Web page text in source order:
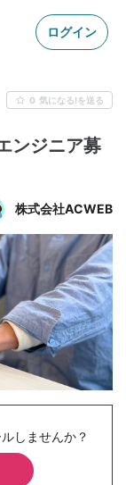
ログイン
0 気になる!を送る
ンジニア募
株式会社ACWEB
しませんか？